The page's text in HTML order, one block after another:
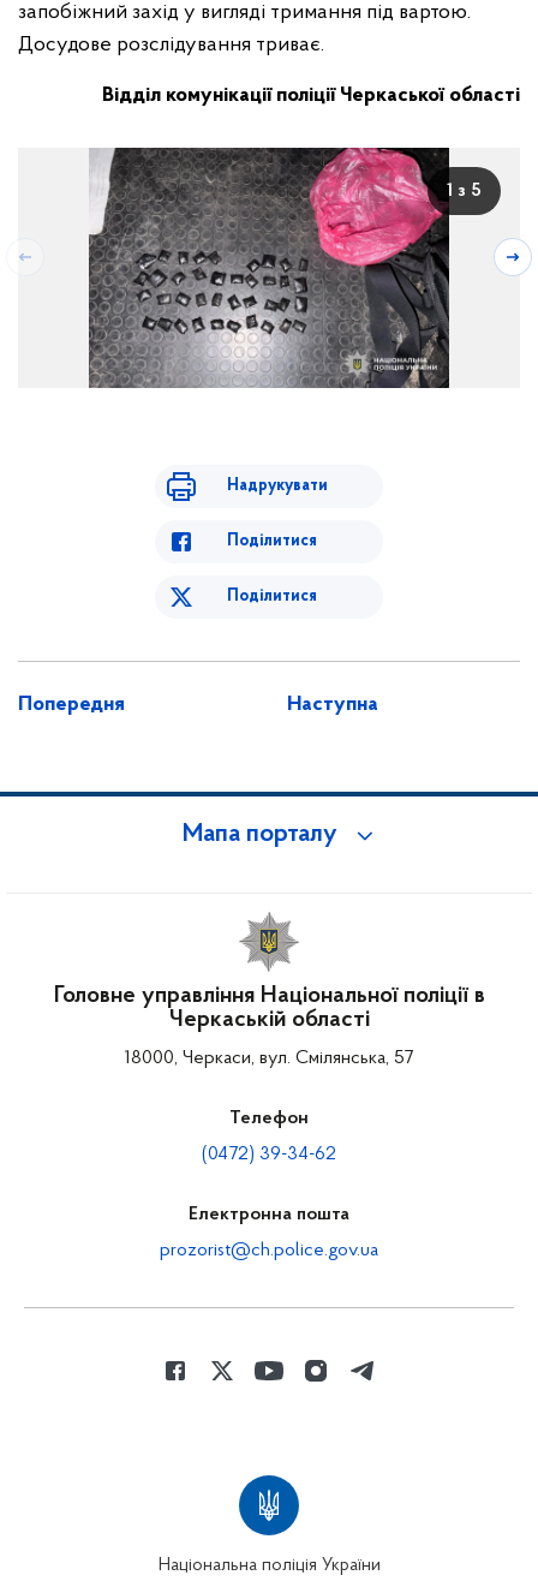
запобіжний захід у вигляді тримання під вартою.
Досудове розслідування триває.
Відділ комунікації поліції Черкаської області
1 з 5
Надрукувати
Поділитися
Поділитися
Попередня Наступна
Мапа порталу
Головне управління Національної поліції в
Черкаській області
18000, Черкаси, вул. Смілянська, 57
Телефон
(0472) 39-34-62
Електронна пошта
prozorist@ch.police.gov.ua
Національна поліція України